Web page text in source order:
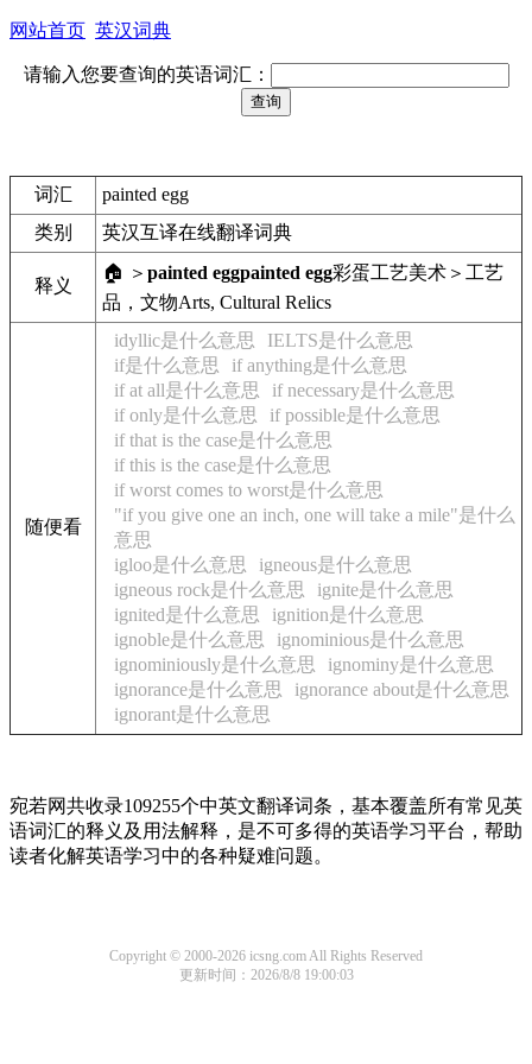
网站首页 英汉词典
请输入您要查询的英语词汇：
词汇
painted egg
类别
英汉互译在线翻译词典
释义
🏠 ＞ painted eggpainted egg彩蛋工艺美术＞工艺
品，文物Arts, Cultural Relics
随便看
idyllic是什么意思
IELTS是什么意思
if是什么意思
if anything是什么意思
if at all是什么意思
if necessary是什么意思
if only是什么意思
if possible是什么意思
if that is the case是什么意思
if this is the case是什么意思
if worst comes to worst是什么意思
"if you give one an inch, one will take a mile"是什么
意思
igloo是什么意思
igneous是什么意思
igneous rock是什么意思
ignite是什么意思
ignited是什么意思
ignition是什么意思
ignoble是什么意思
ignominious是什么意思
ignominiously是什么意思
ignominy是什么意思
ignorance是什么意思
ignorance about是什么意思
ignorant是什么意思
宛若网共收录109255个中英文翻译词条，基本覆盖所有常见英
语词汇的释义及用法解释，是不可多得的英语学习平台，帮助
读者化解英语学习中的各种疑难问题。
Copyright © 2000-2026 icsng.com All Rights Reserved
更新时间：2026/8/8 19:00:03